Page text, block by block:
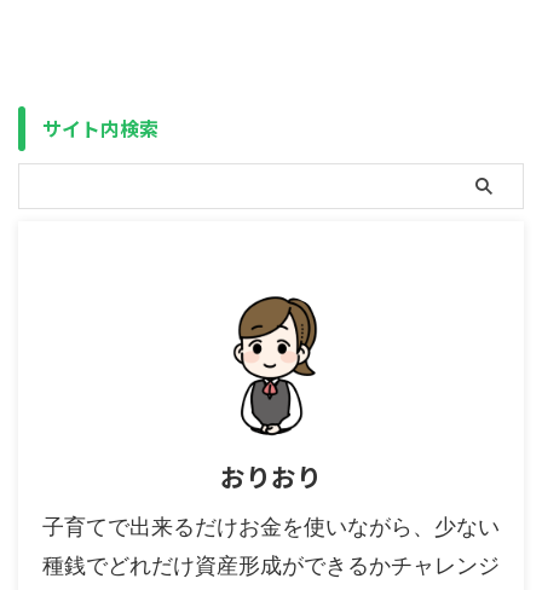
ちょうど最近、財源を理由に
「103万円の壁」引き上げを躊躇
する流れがあったため、その対抗
引き上げを後押し ...
サイト内検索
おりおり
子育てで出来るだけお金を使いながら、少ない
種銭でどれだけ資産形成ができるかチャレンジ